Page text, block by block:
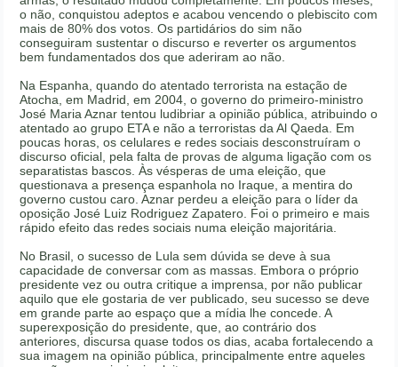
o não, conquistou adeptos e acabou vencendo o plebiscito com
mais de 80% dos votos. Os partidários do sim não
conseguiram sustentar o discurso e reverter os argumentos
bem fundamentados dos que aderiram ao não.
Na Espanha, quando do atentado terrorista na estação de
Atocha, em Madrid, em 2004, o governo do primeiro-ministro
José Maria Aznar tentou ludibriar a opinião pública, atribuindo o
atentado ao grupo ETA e não a terroristas da Al Qaeda. Em
poucas horas, os celulares e redes sociais desconstruíram o
discurso oficial, pela falta de provas de alguma ligação com os
separatistas bascos. Às vésperas de uma eleição, que
questionava a presença espanhola no Iraque, a mentira do
governo custou caro. Aznar perdeu a eleição para o líder da
oposição José Luiz Rodriguez Zapatero. Foi o primeiro e mais
rápido efeito das redes sociais numa eleição majoritária.
No Brasil, o sucesso de Lula sem dúvida se deve à sua
capacidade de conversar com as massas. Embora o próprio
presidente vez ou outra critique a imprensa, por não publicar
aquilo que ele gostaria de ver publicado, seu sucesso se deve
em grande parte ao espaço que a mídia lhe concede. A
superexposição do presidente, que, ao contrário dos
anteriores, discursa quase todos os dias, acaba fortalecendo a
sua imagem na opinião pública, principalmente entre aqueles